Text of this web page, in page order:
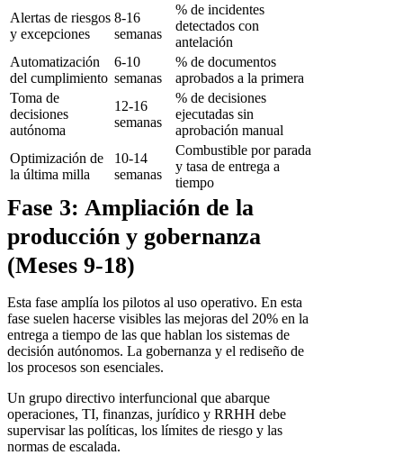
Alertas de riesgos
y excepciones
8-16
semanas
% de incidentes
detectados con
antelación
Automatización
del cumplimiento
6-10
semanas
% de documentos
aprobados a la primera
Toma de
decisiones
autónoma
12-16
semanas
% de decisiones
ejecutadas sin
aprobación manual
Optimización de
la última milla
10-14
semanas
Combustible por parada
y tasa de entrega a
tiempo
Fase 3: Ampliación de la
producción y gobernanza
(Meses 9-18)
Esta fase amplía los pilotos al uso operativo. En esta
fase suelen hacerse visibles las mejoras del 20% en la
entrega a tiempo de las que hablan los sistemas de
decisión autónomos. La gobernanza y el rediseño de
los procesos son esenciales.
Un grupo directivo interfuncional que abarque
operaciones, TI, finanzas, jurídico y RRHH debe
supervisar las políticas, los límites de riesgo y las
normas de escalada.